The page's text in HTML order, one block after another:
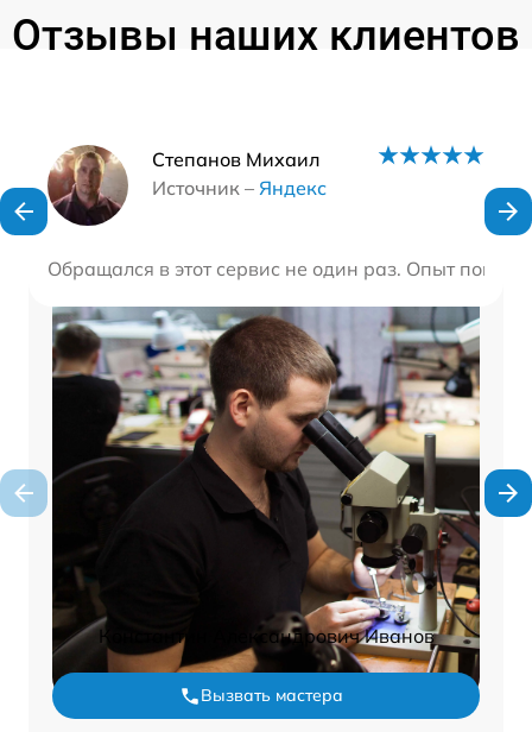
Отзывы наших клиентов
Степанов Михаил
Источник – Яндекс
Обращался в этот сервис не один раз. Опыт
Наши мастера
Константин Александрович Иванов
Вызвать мастера